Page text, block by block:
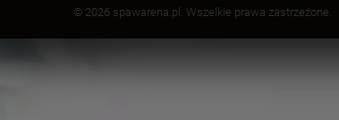
© 2026 spawarena.pl. Wszelkie prawa zastrzeżone.